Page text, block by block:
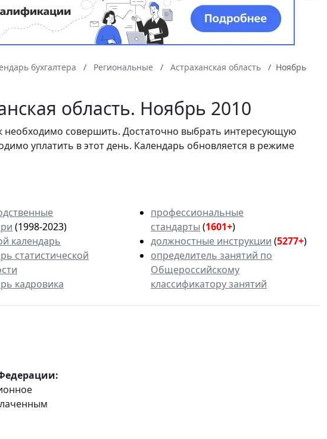
бухгалтера Региональные Астраханская область
Ноябрь
область. Ноябрь 2010
необходимо совершить. Достаточно выбрать интересующую
уплатить в этот день. Календарь обновляется в режиме
(1998-2023)
календарь
статистической
кадровика
профессиональные
стандарты (1601+)
должностные инструкции (5277+)
определитель занятий по
Общероссийскому
классификатору занятий